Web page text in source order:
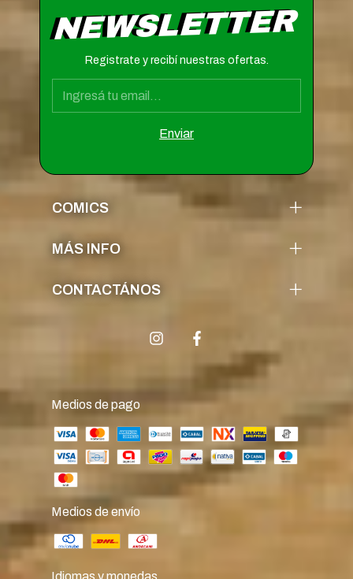
NEWSLETTER
Registrate y recibí nuestras ofertas.
COMICS
MÁS INFO
CONTACTÁNOS
Medios de pago
Medios de envío
Idiomas y monedas